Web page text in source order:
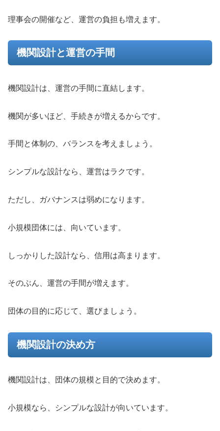
理事会の開催など、運営の負担も増えます。
機関設計と運営の手間
機関設計は、運営の手間に直結します。
機関が多いほど、手続きが増えるからです。
手間と体制の、バランスを考えましょう。
シンプルな設計なら、運営はラクです。
ただし、ガバナンスは弱めになります。
小規模団体には、向いています。
しっかりした設計なら、信用は高まります。
そのぶん、運営の手間が増えます。
団体の目的に応じて、選びましょう。
機関設計の決め方
機関設計は、団体の規模と目的で決めます。
小規模なら、シンプルな設計が向いています。